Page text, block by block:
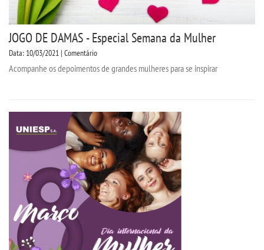
JOGO DE DAMAS - Especial Semana da Mulher
Data: 10/03/2021 | Comentário
Acompanhe os depoimentos de grandes mulheres para se inspirar